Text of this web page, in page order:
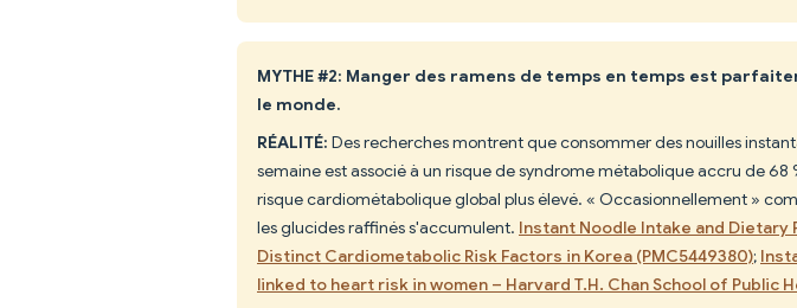
MYTHE #2: Manger des ramens de temps en temps est
le monde.
RÉALITÉ: Des recherches montrent que consommer des nouilles
semaine est associé à un risque de syndrome métabolique accru de 68
risque cardiométabolique global plus élevé. « Occasionnellement »
les glucides raffinés s'accumulent. Instant Noodle Intake and
Distinct Cardiometabolic Risk Factors in Korea (PMC5449380);
linked to heart risk in women – Harvard T.H. Chan School of Public